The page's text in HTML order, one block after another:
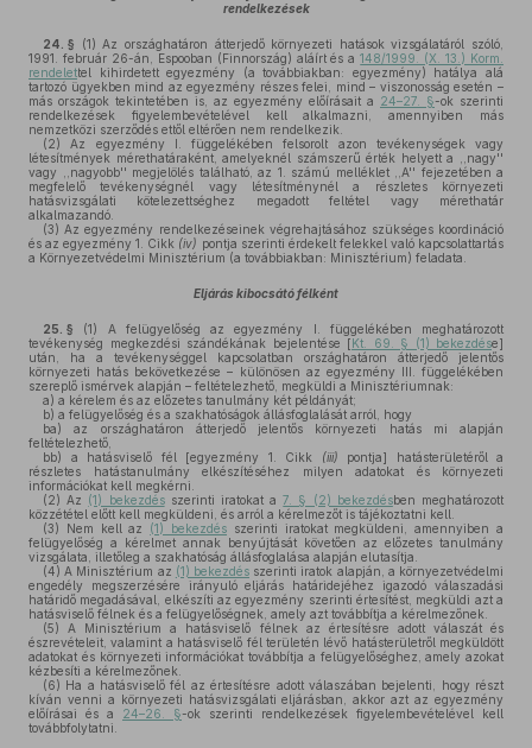
rendelkezések
24. § (1) Az országhatáron átterjedő környezeti hatások vizsgálatáról szóló,
1991. február 26-án, Espooban (Finnország) aláírt és a148/1999. (X. 13.) Korm.
rendelettel kihirdetett egyezmény (a továbbiakban: egyezmény) hatálya alá
tartozó ügyekben mind az egyezmény részes felei, mind – viszonosság esetén –
más országok tekintetében is, az egyezmény előírásait a 24–27. §-ok szerinti
rendelkezések figyelembevételével kell alkalmazni, amennyiben más
nemzetközi szerződés ettől eltérően nem rendelkezik.
(2) Az egyezmény I. függelékében felsorolt azon tevékenységek vagy
létesítmények mérethatáraként, amelyeknél számszerű érték helyett a ,,nagy''
vagy ,,nagyobb'' megjelölés található, az 1. számú melléklet ,,A'' fejezetében a
megfelelő tevékenységnél vagy létesítménynél a részletes környezeti
hatásvizsgálati kötelezettséghez megadott feltétel vagy mérethatár
alkalmazandó.
(3) Az egyezmény rendelkezéseinek végrehajtásához szükséges koordináció
és az egyezmény 1. Cikk (iv) pontja szerinti érdekelt felekkel való kapcsolattartás
a Környezetvédelmi Minisztérium (a továbbiakban: Minisztérium) feladata.
Eljárás kibocsátó félként
25. § (1)
A felügyelőség az egyezmény I. függelékében meghatározott
tevékenység megkezdési szándékának bejelentése [Kt. 69. § (1) bekezdése]
után, ha a tevékenységgel kapcsolatban országhatáron átterjedő jelentős
környezeti hatás bekövetkezése – különösen az egyezmény III. függelékében
szereplő ismérvek alapján – feltételezhető, megküldi a Minisztériumnak:
a) a kérelem és az előzetes tanulmány két példányát;
b) a felügyelőség és a szakhatóságok állásfoglalását arról, hogy
ba) az országhatáron átterjedő jelentős környezeti hatás mi alapján
feltételezhető,
bb) a hatásviselő fél [egyezmény 1. Cikk (iii) pontja] hatásterületéről a
részletes hatástanulmány elkészítéséhez milyen adatokat és környezeti
információkat kell megkérni.
(2) Az (1) bekezdésszerinti iratokat a7. § (2) bekezdésben meghatározott
közzététel előtt kell megküldeni, és arról a kérelmezőt is tájékoztatni kell.
(3) Nem kell az (1) bekezdés szerinti iratokat megküldeni, amennyiben a
felügyelőség a kérelmet annak benyújtását követően az előzetes tanulmány
vizsgálata, illetőleg a szakhatóság állásfoglalása alapján elutasítja.
(4) A Minisztérium az (1) bekezdés szerinti iratok alapján, a környezetvédelmi
engedély megszerzésére irányuló eljárás határidejéhez igazodó válaszadási
határidő megadásával, elkészíti az egyezmény szerinti értesítést, megküldi azt a
hatásviselő félnek és a felügyelőségnek, amely azt továbbítja a kérelmezőnek.
(5) A Minisztérium a hatásviselő félnek az értesítésre adott válaszát és
észrevételeit, valamint a hatásviselő fél területén lévő hatásterületről megküldött
adatokat és környezeti információkat továbbítja a felügyelőséghez, amely azokat
kézbesíti a kérelmezőnek.
(6) Ha a hatásviselő fél az értesítésre adott válaszában bejelenti, hogy részt
kíván venni a környezeti hatásvizsgálati eljárásban, akkor azt az egyezmény
előírásai és a 24–26. §-ok szerinti rendelkezések figyelembevételével kell
továbbfolytatni.